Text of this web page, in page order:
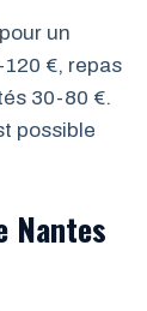
un
€, repas
30-80 €.
possible
Nantes